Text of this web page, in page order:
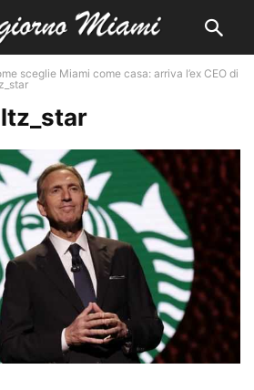
sceglie Miami come casa: arriva l’ex CEO di